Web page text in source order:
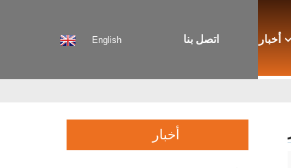
أخبار اتصل بنا English
أخبار